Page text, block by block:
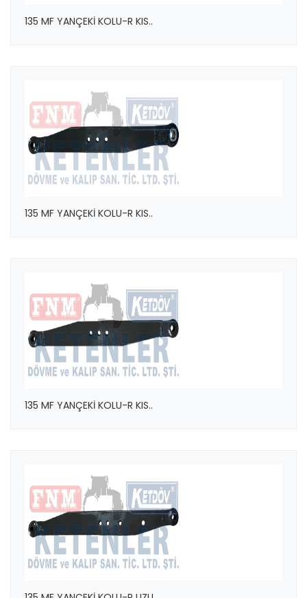
135 MF YANÇEKİ KOLU-R KIS..
135 MF YANÇEKİ KOLU-R KIS..
135 MF YANÇEKİ KOLU-R KIS..